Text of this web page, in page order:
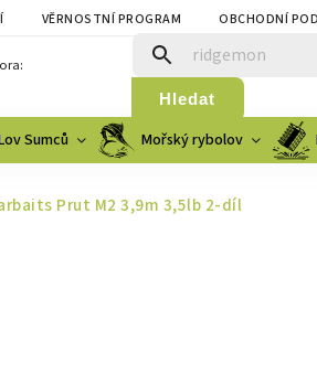
VĚRNOSTNÍ PROGRAM OBCHODNÍ
Hledat
Sumců Mořský rybolov
Prut M2 3,9m 3,5lb 2-díl